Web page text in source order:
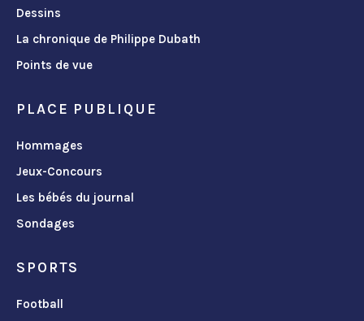
Dessins
La chronique de Philippe Dubath
Points de vue
PLACE PUBLIQUE
Hommages
Jeux-Concours
Les bébés du journal
Sondages
SPORTS
Football